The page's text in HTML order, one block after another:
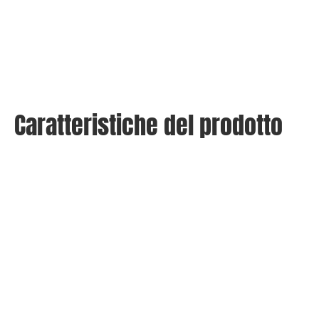
Caratteristiche del prodotto